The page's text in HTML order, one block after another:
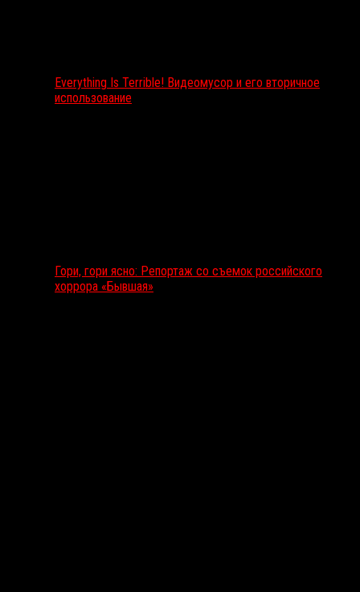
Everything Is Terrible! Видеомусор и его вторичное
использование
Гори, гори ясно: Репортаж со съемок российского
хоррора «Бывшая»